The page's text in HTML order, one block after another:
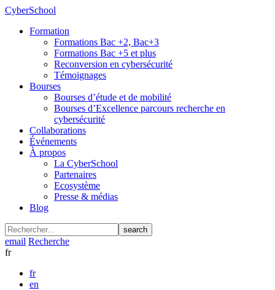
CyberSchool
Formation
Formations Bac +2, Bac+3
Formations Bac +5 et plus
Reconversion en cybersécurité
Témoignages
Bourses
Bourses d’étude et de mobilité
Bourses d’Excellence parcours recherche en
cybersécurité
Collaborations
Événements
À propos
La CyberSchool
Partenaires
Ecosystème
Presse & médias
Blog
search
email Recherche
fr
fr
en